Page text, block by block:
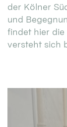
der Kölner
und
findet hier die
versteht sich